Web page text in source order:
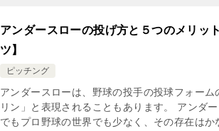
アンダースローの投げ方と５つのメリッ
ツ】
ピッチング
アンダースローは、野球の投手の投球フォー
リン」と表現されることもあります。 アンダ
でもプロ野球の世界でも少なく、その存在は